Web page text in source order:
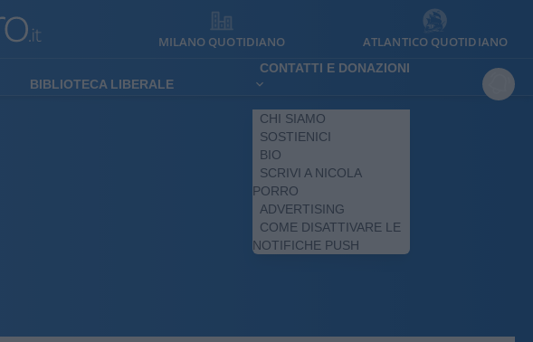
MILANO QUOTIDIANO ATLANTICO QUOTIDIANO
BIBLIOTECA LIBERALE
CONTATTI E DONAZIONI
CHI SIAMO
SOSTIENICI
BIO
SCRIVI A NICOLA
PORRO
ADVERTISING
COME DISATTIVARE LE
NOTIFICHE PUSH